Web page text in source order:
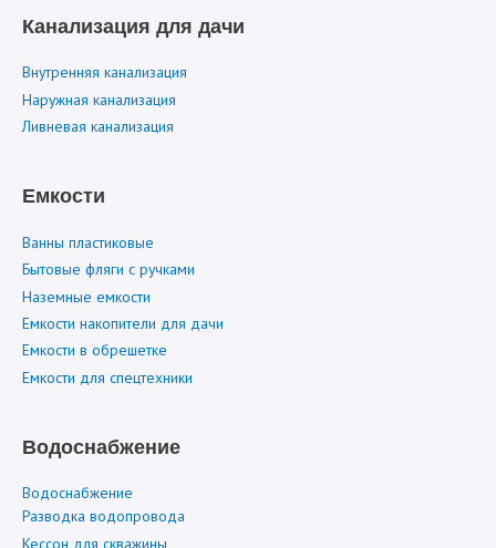
Канализация для дачи
Внутренняя канализация
Наружная канализация
Ливневая канализация
Емкости
Ванны пластиковые
Бытовые фляги с ручками
Наземные емкости
Емкости накопители для дачи
Емкости в обрешетке
Емкости для спецтехники
Водоснабжение
Водоснабжение
Разводка водопровода
Кессон для скважины